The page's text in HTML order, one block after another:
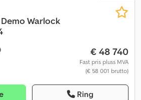
Demo Warlock
€ 48 740
Fast pris pluss MVA
(€ 58 001 brutto)
Ring